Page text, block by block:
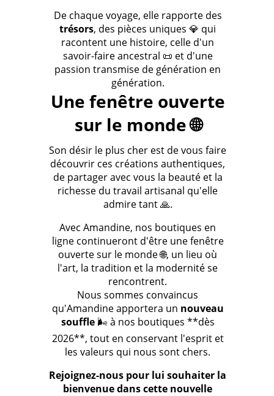
De chaque voyage, elle rapporte des
trésors, des pièces uniques 💎 qui
racontent une histoire, celle d'un
savoir-faire ancestral 📜 et d'une
passion transmise de génération en
génération.
Une fenêtre ouverte
sur le monde 🌐
Son désir le plus cher est de vous faire
découvrir ces créations authentiques,
de partager avec vous la beauté et la
richesse du travail artisanal qu'elle
admire tant 🙏.
Avec Amandine, nos boutiques en
ligne continueront d'être une fenêtre
ouverte sur le monde 🌐, un lieu où
l'art, la tradition et la modernité se
rencontrent.
Nous sommes convaincus
qu'Amandine apportera un nouveau
souffle🌬️ à nos boutiques **dès
2026**, tout en conservant l'esprit et
les valeurs qui nous sont chers.
Rejoignez-nous pour lui souhaiter la
bienvenue dans cette nouvelle